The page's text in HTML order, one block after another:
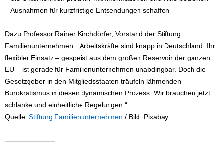
– Ausnahmen für kurzfristige Entsendungen schaffen
Dazu Professor Rainer Kirchdörfer, Vorstand der Stiftung
Familienunternehmen: „Arbeitskräfte sind knapp in Deutschland. Ihr
flexibler Einsatz – gespeist aus dem großen Reservoir der ganzen
EU – ist gerade für Familienunternehmen unabdingbar. Doch die
Gesetzgeber in den Mitgliedsstaaten träufeln lähmenden
Bürokratismus in diesen dynamischen Prozess. Wir brauchen jetzt
schlanke und einheitliche Regelungen.“
Quelle: Stiftung Familienunternehmen / Bild: Pixabay